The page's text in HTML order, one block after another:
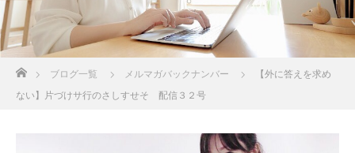
ブログ一覧 メルマガバックナンバー
【外に答えを求め
ない】片づけサ行のさしすせそ 配信３２号